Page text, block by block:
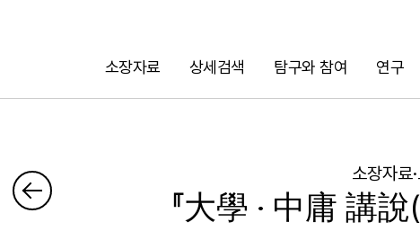
소장자료 상세검색 탐구와 참여 연구
검색
소장자료
『大學 · 中庸 講說(